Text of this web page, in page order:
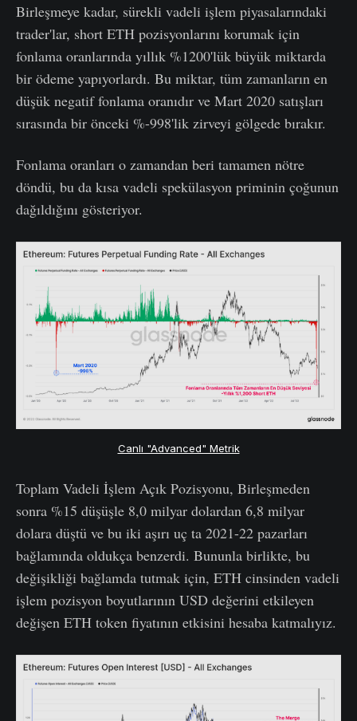
Birleşmeye kadar, sürekli vadeli işlem piyasalarındaki
trader'lar, short ETH pozisyonlarını korumak için
fonlama oranlarında yıllık %1200'lük büyük miktarda
bir ödeme yapıyorlardı. Bu miktar, tüm zamanların en
düşük negatif fonlama oranıdır ve Mart 2020 satışları
sırasında bir önceki %-998'lik zirveyi gölgede bırakır.
Fonlama oranları o zamandan beri tamamen nötre
döndü, bu da kısa vadeli spekülasyon priminin çoğunun
dağıldığını gösteriyor.
Canlı "Advanced" Metrik
Toplam Vadeli İşlem Açık Pozisyonu, Birleşmeden
sonra %15 düşüşle 8,0 milyar dolardan 6,8 milyar
dolara düştü ve bu iki aşırı uç ta 2021-22 pazarları
bağlamında oldukça benzerdi. Bununla birlikte, bu
değişikliği bağlamda tutmak için, ETH cinsinden vadeli
işlem pozisyon boyutlarının USD değerini etkileyen
değişen ETH token fiyatının etkisini hesaba katmalıyız.